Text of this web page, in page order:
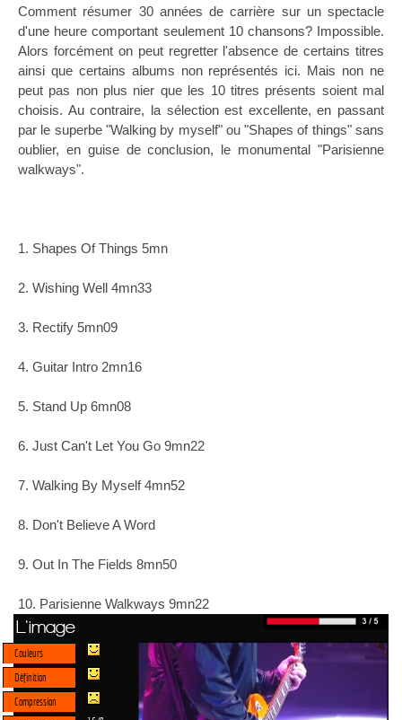
Comment résumer 30 années de carrière sur un spectacle
d'une heure comportant seulement 10 chansons? Impossible.
Alors forcément on peut regretter l'absence de certains titres
ainsi que certains albums non représentés ici. Mais non ne
peut pas non plus nier que les 10 titres présents soient mal
choisis. Au contraire, la sélection est excellente, en passant
par le superbe "Walking by myself" ou "Shapes of things" sans
oublier, en guise de conclusion, le monumental "Parisienne
walkways".
1. Shapes Of Things 5mn
2. Wishing Well 4mn33
3. Rectify 5mn09
4. Guitar Intro 2mn16
5. Stand Up 6mn08
6. Just Can't Let You Go 9mn22
7. Walking By Myself 4mn52
8. Don't Believe A Word
9. Out In The Fields 8mn50
10. Parisienne Walkways 9mn22
L'image
Couleurs
Définition
Compression